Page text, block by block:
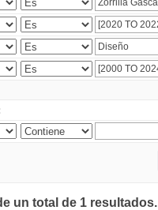
un total de 1 resultados.